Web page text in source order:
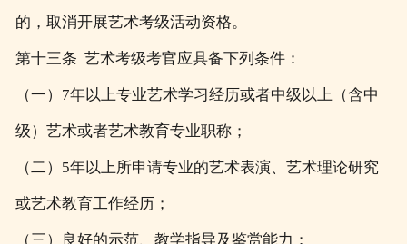
的，取消开展艺术考级活动资格。
第十三条 艺术考级考官应具备下列条件：
（一）7年以上专业艺术学习经历或者中级以上（含中
级）艺术或者艺术教育专业职称；
（二）5年以上所申请专业的艺术表演、艺术理论研究
或艺术教育工作经历；
（三）良好的示范、教学指导及鉴赏能力；